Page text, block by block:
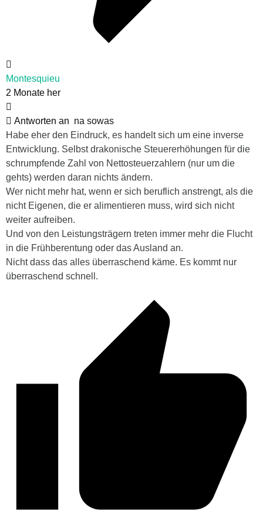
Montesquieu
2 Monate her
Antworten an na sowas
Habe eher den Eindruck, es handelt sich um eine inverse
Entwicklung. Selbst drakonische Steuererhöhungen für die
schrumpfende Zahl von Nettosteuerzahlern (nur um die
gehts) werden daran nichts ändern.
Wer nicht mehr hat, wenn er sich beruflich anstrengt, als die
nicht Eigenen, die er alimentieren muss, wird sich nicht
weiter aufreiben.
Und von den Leistungsträgern treten immer mehr die Flucht
in die Frühberentung oder das Ausland an.
Nicht dass das alles überraschend käme. Es kommt nur
überraschend schnell.